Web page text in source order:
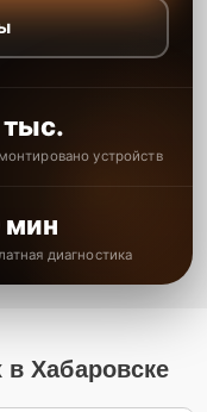
тыс.
устройств
мин
диагностика
в Хабаровске